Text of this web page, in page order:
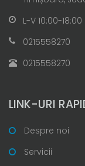
L-V 10:00-18:00
0215558270
0215558270
LINK-URI
Despre noi
Servicii